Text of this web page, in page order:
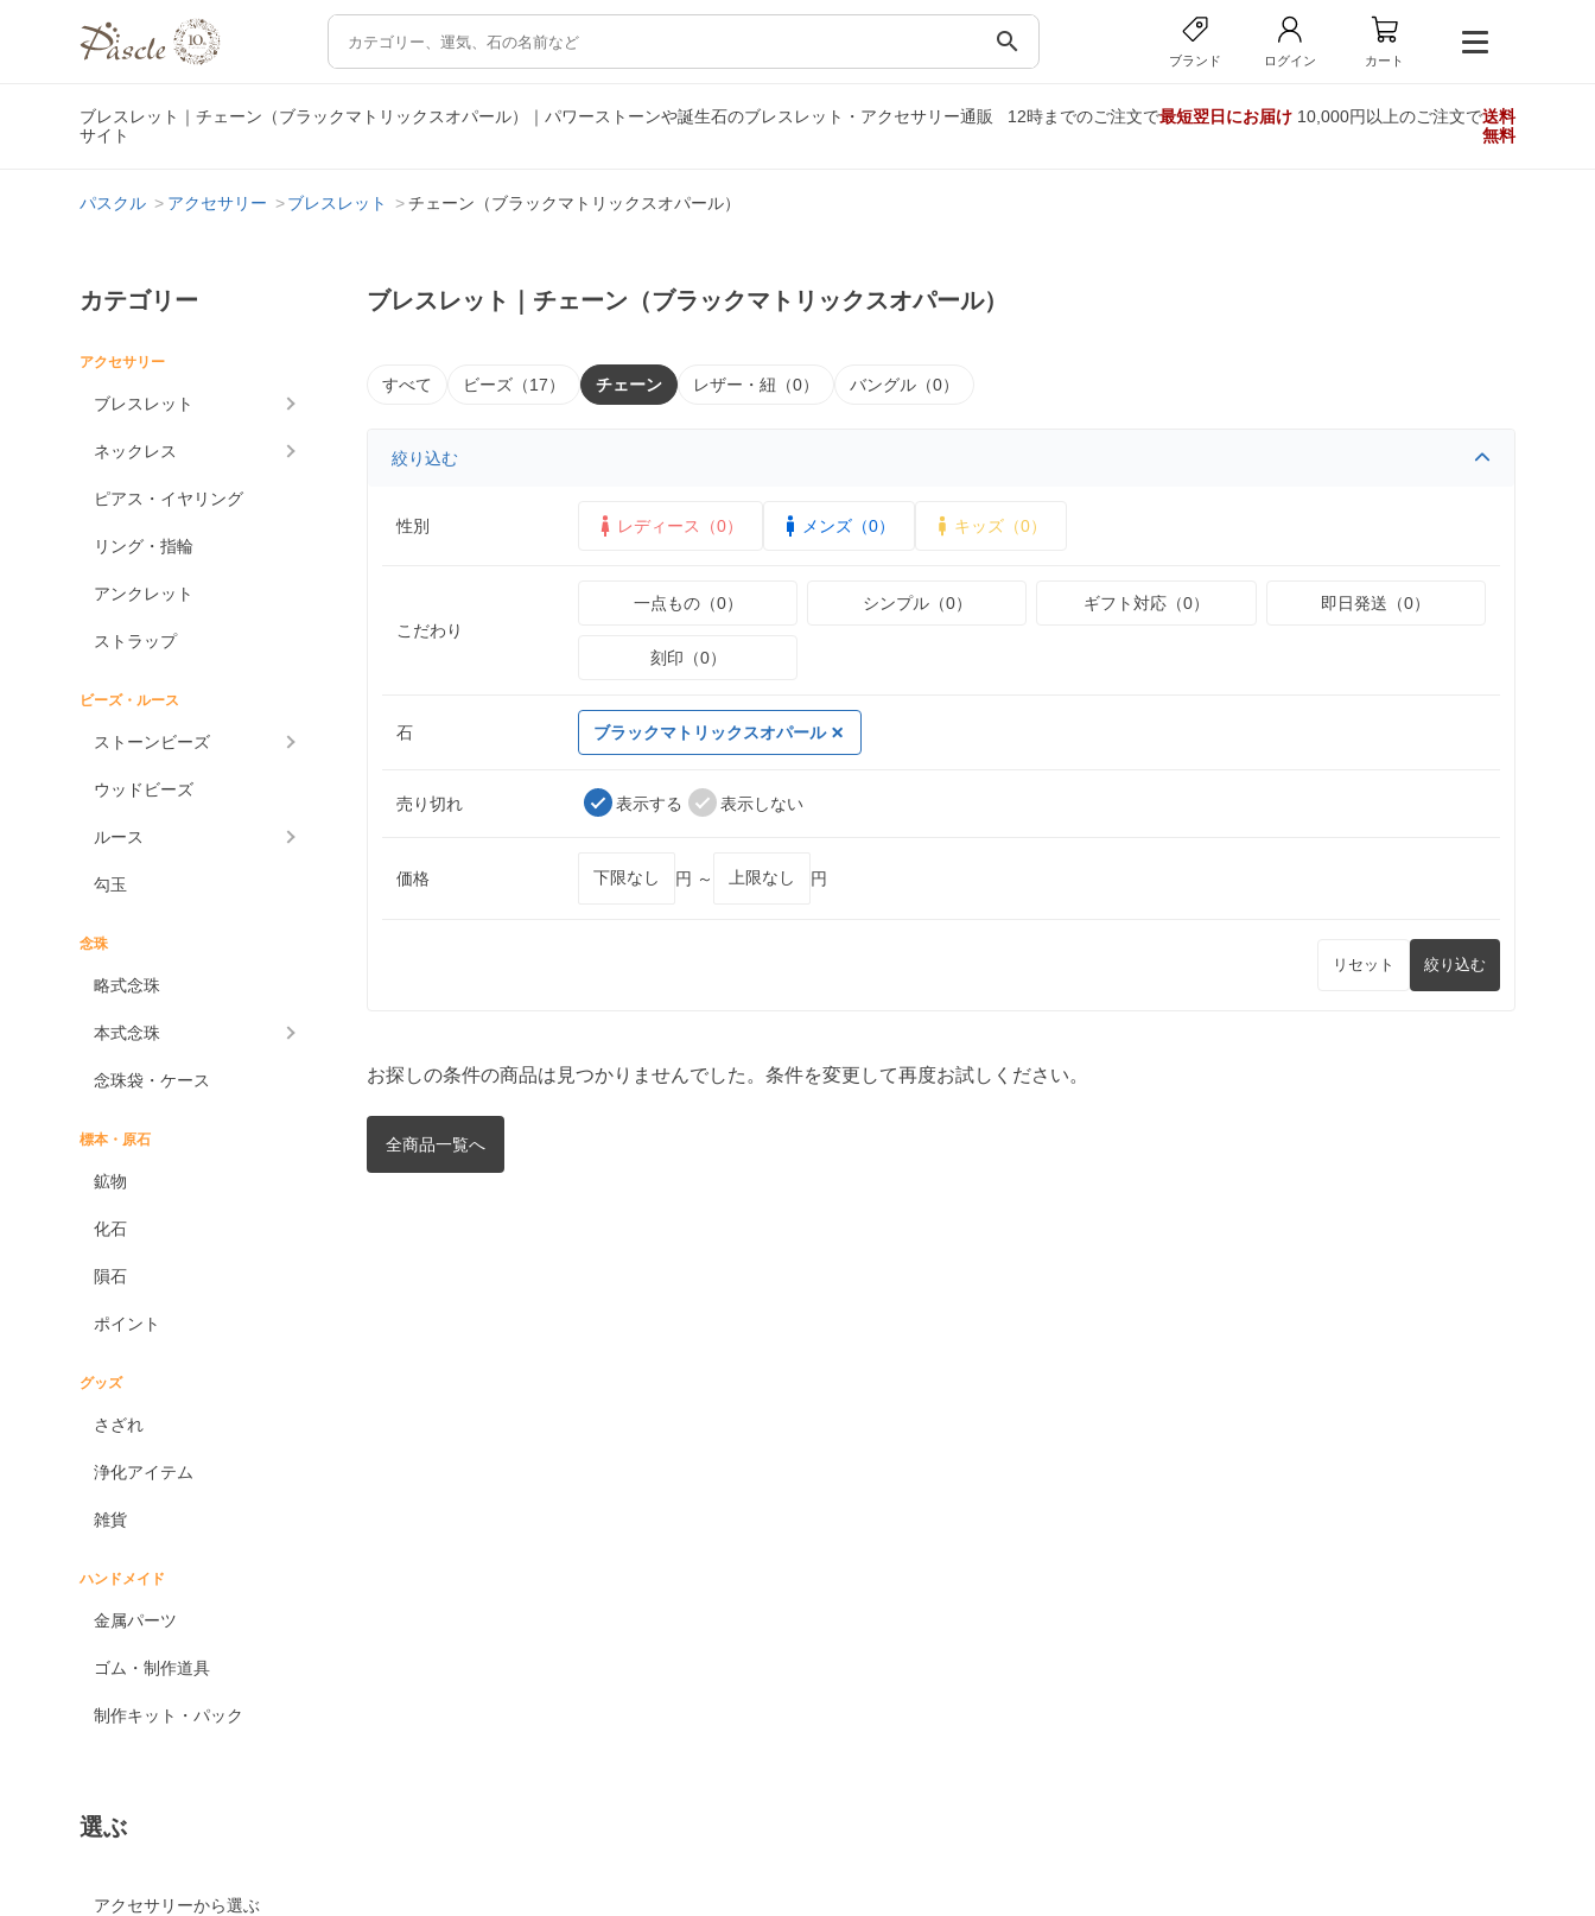
search
ブランド ログイン カート
ブレスレット｜チェーン（ブラックマトリックスオパール）｜パワーストーンや誕生石のブレスレット・アクセサリー通販
サイト
12時までのご注文で最短翌日にお届け10,000円以上のご注文で送料
無料
パスクル アクセサリー ブレスレット チェーン（ブラックマトリックスオパール）
カテゴリー
アクセサリー
ブレスレット
ネックレス
ピアス・イヤリング
リング・指輪
アンクレット
ストラップ
ビーズ・ルース
ストーンビーズ
ウッドビーズ
ルース
勾玉
念珠
略式念珠
本式念珠
念珠袋・ケース
標本・原石
鉱物
化石
隕石
ポイント
グッズ
さざれ
浄化アイテム
雑貨
ハンドメイド
金属パーツ
ゴム・制作道具
制作キット・パック
選ぶ
アクセサリーから選ぶ
ブレスレット｜チェーン（ブラックマトリックスオパール）
すべて ビーズ（17） チェーン レザー・紐（0） バングル（0）
絞り込む
性別 レディース（0） メンズ（0） キッズ（0）
こだわり
一点もの（0） シンプル（0） ギフト対応（0） 即日発送（0）
刻印（0）
石 ブラックマトリックスオパール
売り切れ 表示する 表示しない
価格 円 ～ 円
リセット 絞り込む
お探しの条件の商品は見つかりませんでした。条件を変更して再度お試しください。
全商品一覧へ